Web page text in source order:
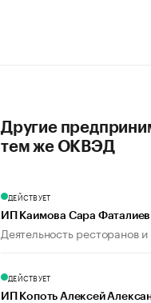
Другие
тем же ОКВЭД
ДЕЙСТВУЕТ
ИП Каимова Сара
Деятельность ресторанов и
ДЕЙСТВУЕТ
ИП Копоть Алексей